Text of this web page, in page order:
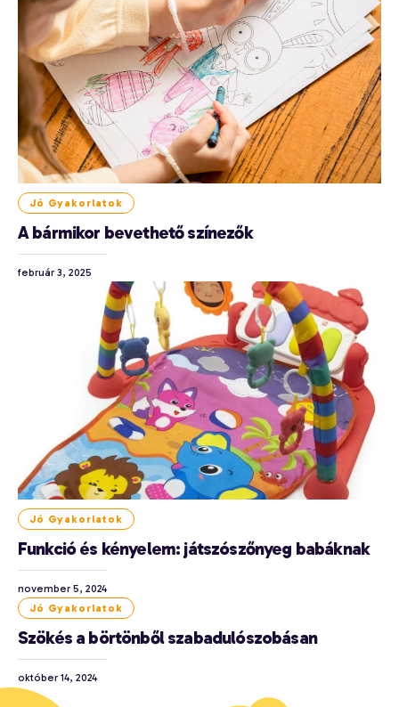
Jó Gyakorlatok
A bármikor bevethető színezők
február 3, 2025
Jó Gyakorlatok
Funkció és kényelem: játszószőnyeg babáknak
november 5, 2024
Jó Gyakorlatok
Szökés a börtönből szabadulószobásan
október 14, 2024